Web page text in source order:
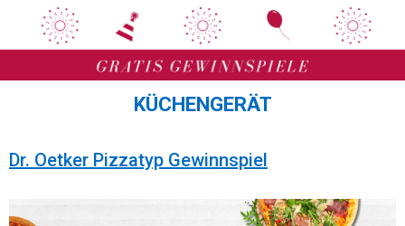
springen
springen
KÜCHENGERÄT
Dr. Oetker Pizzatyp Gewinnspiel